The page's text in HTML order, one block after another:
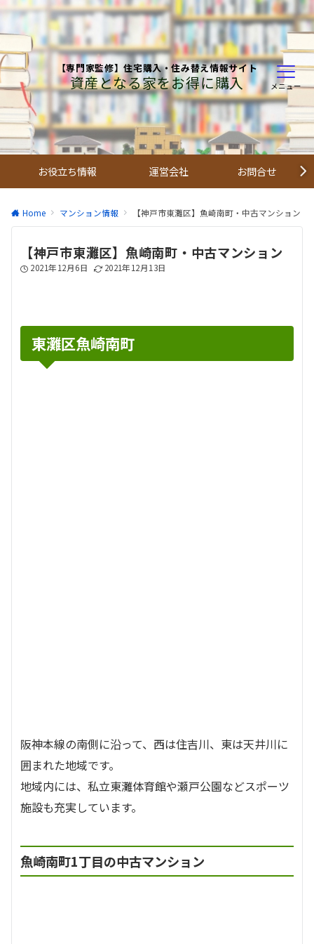
【専門家監修】住宅購入・住み替え情報サイト
資産となる家をお得に購入 メニュー
お役立ち情報 運営会社 お問合せ
Home マンション情報 【神戸市東灘区】魚崎南町・中古マンション
【神戸市東灘区】魚崎南町・中古マンション
2021年12月6日 2021年12月13日
東灘区魚崎南町
阪神本線の南側に沿って、西は住吉川、東は天井川に
囲まれた地域です。
地域内には、私立東灘体育館や瀬戸公園などスポーツ
施設も充実しています。
魚崎南町1丁目の中古マンション